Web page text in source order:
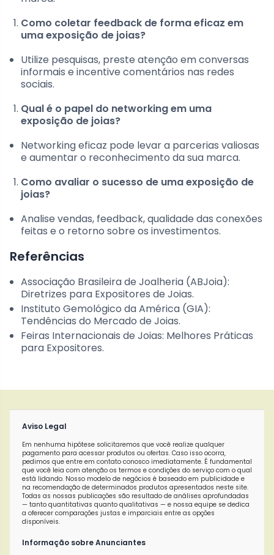
Como coletar feedback de forma eficaz em
uma exposição de joias?
Utilize pesquisas, preste atenção em conversas
informais e incentive comentários nas redes
sociais.
Qual é o papel do networking em uma
exposição de joias?
Networking eficaz pode levar a parcerias valiosas
e aumentar o reconhecimento da sua marca.
Como avaliar o sucesso de uma exposição de
joias?
Analise vendas, feedback, qualidade das conexões
feitas e o retorno sobre os investimentos.
Referências
Associação Brasileira de Joalheria (ABJoia):
Diretrizes para Expositores de Joias.
Instituto Gemológico da América (GIA):
Tendências do Mercado de Joias.
Feiras Internacionais de Joias: Melhores Práticas
para Expositores.
Aviso Legal
Em nenhuma hipótese solicitaremos que você realize qualquer
pagamento para acessar produtos ou ofertas. Caso isso ocorra,
pedimos que entre em contato conosco imediatamente. É fundamental
que você leia com atenção os termos e condições do serviço com o qual
está lidando. Nosso modelo de negócios é baseado em publicidade e
na recomendação de determinados produtos apresentados neste site.
Todas as nossas publicações são resultado de análises aprofundadas
— tanto quantitativas quanto qualitativas — e nossa equipe se dedica
a oferecer comparações justas e imparciais entre as opções
disponíveis.
Informação sobre Anunciantes